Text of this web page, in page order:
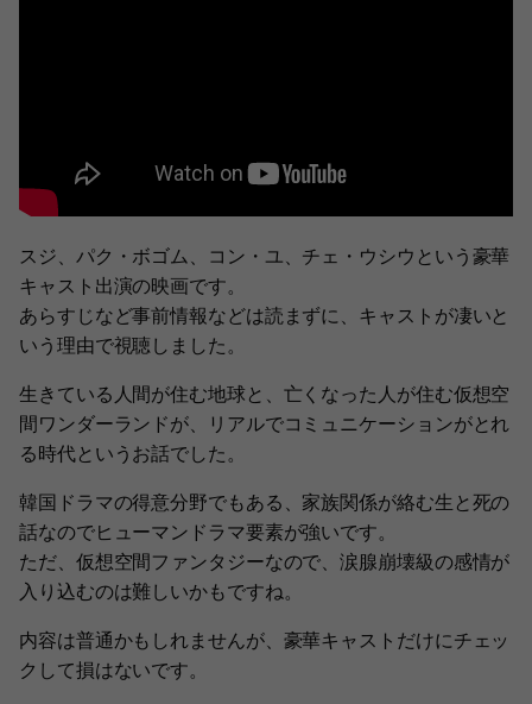
スジ 、パク・ボゴム、コン・ユ、チェ・ウシウという豪華
キャスト出演の映画です。
あらすじなど事前情報などは読まずに、キャストが凄いと
いう理由で視聴しました。
生きている人間が住む地球と、亡くなった人が住む仮想空
間ワンダーランドが、リアルでコミュニケーションがとれ
る時代というお話でした。
韓国ドラマの得意分野でもある、家族関係が絡む生と死の
話なのでヒューマンドラマ要素が強いです。
ただ、仮想空間ファンタジーなので、涙腺崩壊級の感情が
入り込むのは難しいかもですね。
内容は普通かもしれませんが、豪華キャストだけにチェッ
クして損はないです。